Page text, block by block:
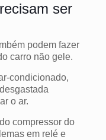
ser
podem fazer
carro não gele.
condicionado,
o ar.
compressor do
em relé e